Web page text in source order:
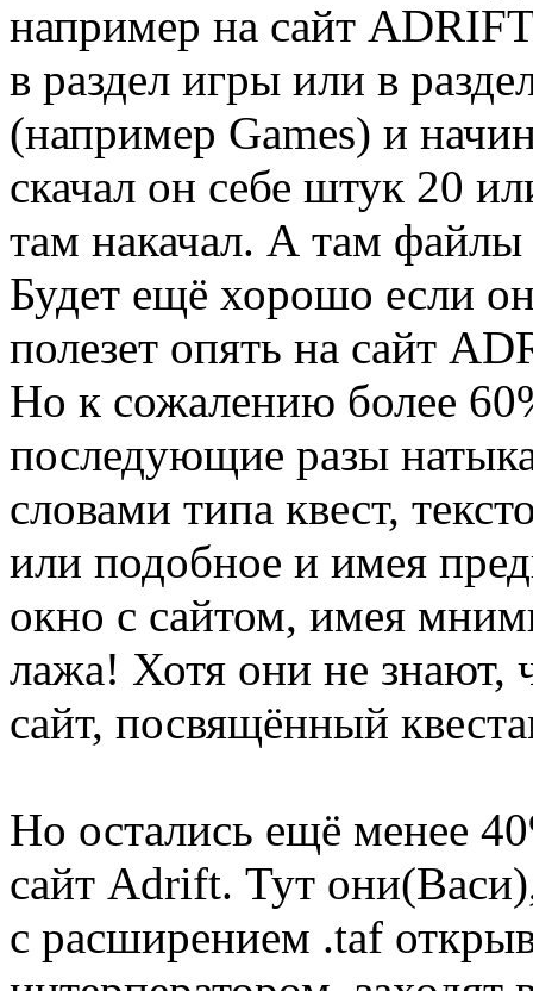
например на сайт
в раздел игры или в
(например Games) и
скачал он себе штук 20
там накачал. А там файлы
Будет ещё хорошо если
полезет опять на сайт
Но к сожалению более
последующие разы
словами типа квест,
или подобное и имея
окно с сайтом, имея
лажа! Хотя они не знают,
сайт, посвящённый
Но остались ещё менее
сайт Adrift. Тут
с расширением .taf